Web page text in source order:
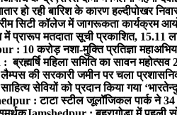
हो रही बारिश के कारण हल्दीपोखर
सिटी कॉलेज में जागरूकता कार्यक्रम
प्रारूप मतदाता सूची प्रकाशित, 15.11
: 10 करोड़ नशा-मुक्ति प्रतिज्ञा
महिला समिति का सावन महोत्सव
की सरकारी जमीन पर चला
सेवियों को प्रदान किया गया ‘भारतेन्दु
: टाटा स्टील जूलॉजिकल पार्क ने 34